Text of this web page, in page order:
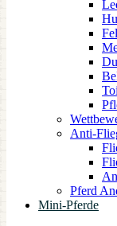
Anti-
Pferd
Mini-Pferde